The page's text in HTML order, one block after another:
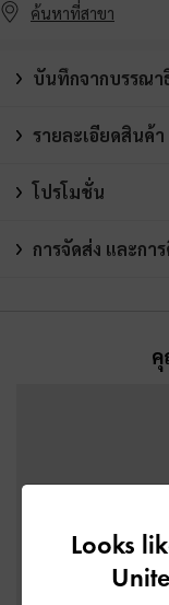
ค้นหาที่สาขา
บันทึกจากบรรณา
รายละเอียดสินค้
โปรโมชั่น
การจัดส่ง และกา
Looks